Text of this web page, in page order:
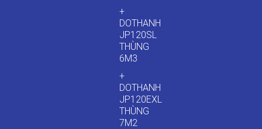
+
DOTHANH
JP120SL
THÙNG
6M3
+
DOTHANH
JP120EXL
THÙNG
7M2